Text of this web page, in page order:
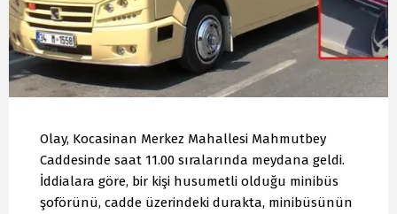
Olay, Kocasinan Merkez Mahallesi Mahmutbey
Caddesinde saat 11.00 sıralarında meydana geldi.
İddialara göre, bir kişi husumetli olduğu minibüs
şoförünü, cadde üzerindeki durakta, minibüsünün